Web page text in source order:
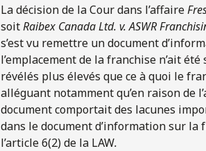
La décision de la Cour dans l’affaire
soitRaibex Canada Ltd. v. ASWR
s’est vu remettre un document
l’emplacement de la franchise n’ait
révélés plus élevés que ce à quoi le
alléguant notamment qu’en raison de
document comportait des lacunes
dans le document d’information sur
l’article 6(2) de la LAW.